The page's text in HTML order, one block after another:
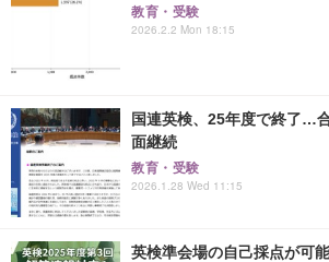
教育・受験
2026.2.2 Mon 18:15
国連英検、25年度で終了…
面継続
教育・受験
2026.1.28 Wed 11:15
英検準会場の自己採点が可